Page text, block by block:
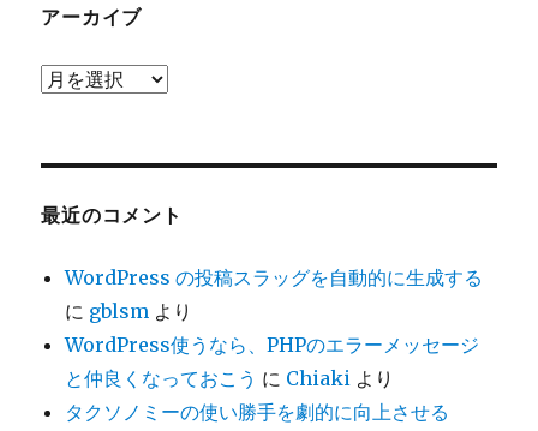
ー
アーカイブ
ア
ブ
最近のコメント
WordPress の投稿スラッグを自動的に生成する
に gblsm より
WordPress使うなら、PHPのエラーメッセージ
と仲良くなっておこう に Chiaki より
タクソノミーの使い勝手を劇的に向上させる